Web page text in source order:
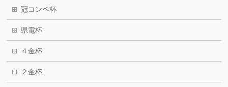
冠コンペ杯
県電杯
４金杯
２金杯